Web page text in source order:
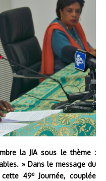
la JIA sous le thème :
» Dans le message du
cette 49eJournée, couplée